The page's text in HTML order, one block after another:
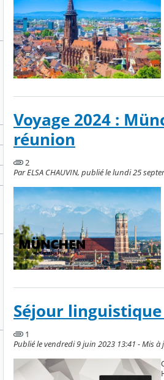
Voyage 2024 :
réunion
2
Par ELSA CHAUVIN, publié le lundi 25
Séjour
1
Publié le vendredi 9 juin 2023 13:41 - Mis